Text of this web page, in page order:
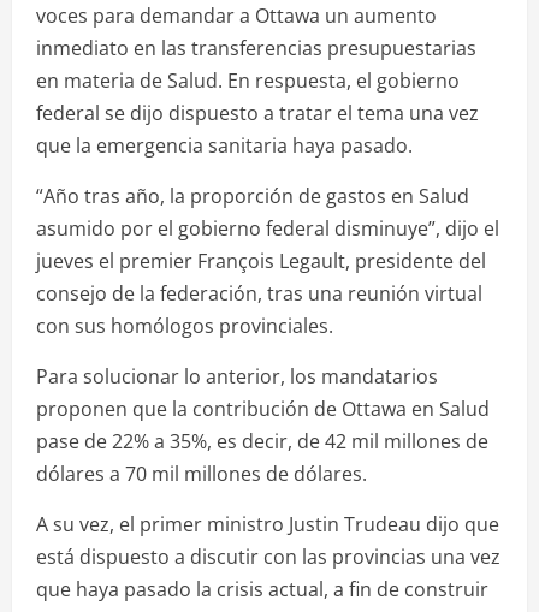
voces para demandar a Ottawa un aumento
inmediato en las transferencias presupuestarias
en materia de Salud. En respuesta, el gobierno
federal se dijo dispuesto a tratar el tema una vez
que la emergencia sanitaria haya pasado.
“Año tras año, la proporción de gastos en Salud
asumido por el gobierno federal disminuye”, dijo el
jueves el premier François Legault, presidente del
consejo de la federación, tras una reunión virtual
con sus homólogos provinciales.
Para solucionar lo anterior, los mandatarios
proponen que la contribución de Ottawa en Salud
pase de 22% a 35%, es decir, de 42 mil millones de
dólares a 70 mil millones de dólares.
A su vez, el primer ministro Justin Trudeau dijo que
está dispuesto a discutir con las provincias una vez
que haya pasado la crisis actual, a fin de construir